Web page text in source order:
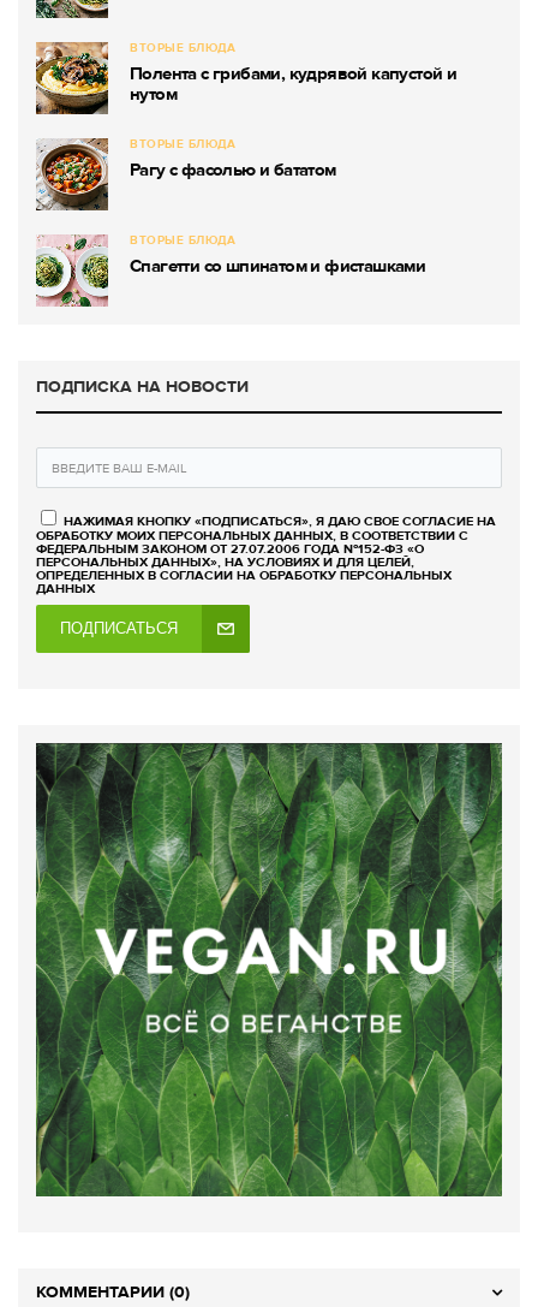
ВТОРЫЕ БЛЮДА
Полента с грибами, кудрявой капустой и
нутом
ВТОРЫЕ БЛЮДА
Рагу с фасолью и бататом
ВТОРЫЕ БЛЮДА
Спагетти со шпинатом и фисташками
ПОДПИСКА НА НОВОСТИ
НАЖИМАЯ КНОПКУ «ПОДПИСАТЬСЯ», Я ДАЮ СВОЕ СОГЛАСИЕ НА
ОБРАБОТКУ МОИХ ПЕРСОНАЛЬНЫХ ДАННЫХ, В СООТВЕТСТВИИ С
ФЕДЕРАЛЬНЫМ ЗАКОНОМ ОТ 27.07.2006 ГОДА №152-ФЗ «О
ПЕРСОНАЛЬНЫХ ДАННЫХ», НА УСЛОВИЯХ И ДЛЯ ЦЕЛЕЙ,
ОПРЕДЕЛЕННЫХ В СОГЛАСИИ НА ОБРАБОТКУ ПЕРСОНАЛЬНЫХ
ДАННЫХ
ПОДПИСАТЬСЯ
КОММЕНТАРИИ (0)